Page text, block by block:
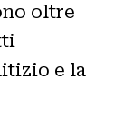
oltre
e la